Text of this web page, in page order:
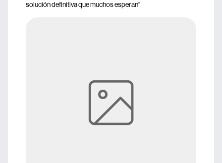
solución definitiva que muchos esperan"